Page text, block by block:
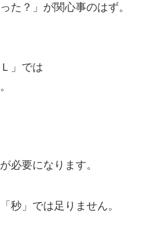
た？」が関心事のはず。
」では
必要になります。
秒」では足りません。